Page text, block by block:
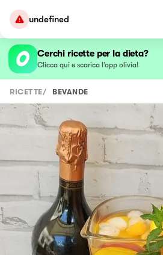
undefined
Cerchi ricette per la dieta?
Clicca qui e scarica l’app olivia!
RICETTE/ BEVANDE